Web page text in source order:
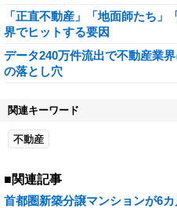
「正直不動産」「地面師たち
界でヒットする要因
データ240万件流出で不動産業
の落とし穴
関連キーワード
不動産
■関連記事
首都圏新築分譲マンションが6